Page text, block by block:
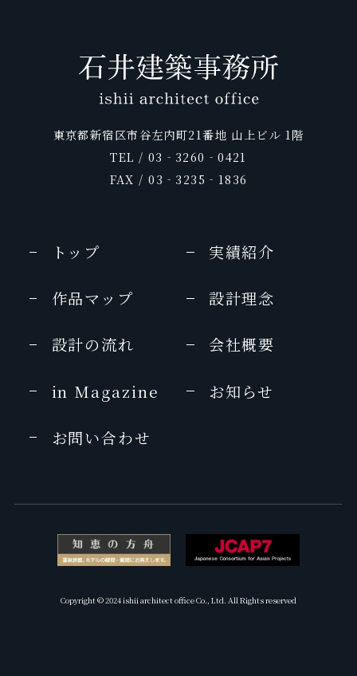
glo time
25ans
2011年 10月号
おとなのためのちょっと贅沢な旅
marisol
2011年 9月号
2011年 9月号
MAQUIA
婦人画報
CARREL
2010年 9月号
2010年8月号
日本の美宿
美的 (BITEKI)
2010年 6月号
商店建築
2010年3月号
2009年
2009年1月号
2008年2月号
東京都新宿区市谷左内町21番地 山上ビル 1階
TEL / 03‐3260‐0421
FAX / 03‐3235‐1836
トップ 実績紹介
作品マップ 設計理念
設計の流れ 会社概要
in Magazine お知らせ
お問い合わせ
Copyright © 2024 ishii architect office Co., Ltd. All Rights reserved